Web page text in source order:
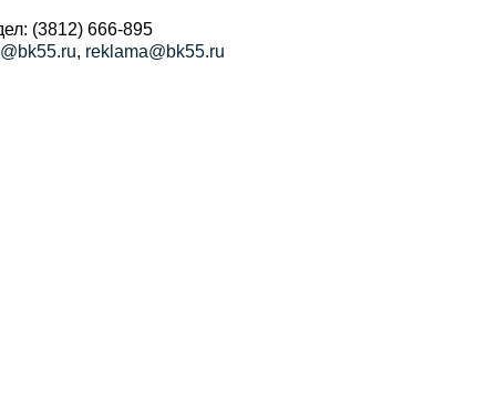
(3812) 666-895
, reklama@bk55.ru